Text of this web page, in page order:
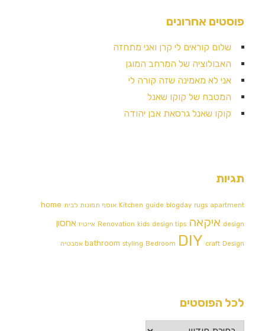
פוסטים אחרונים
שלום קוראים לי קרן ואני מתחזה
האבולוציה של המרחב המוגן
אני לא מאמינה שזה קורה לי
המטבח של קוקו שאנל
קוקו שאנל גרסאת אבן יהודה
תגיות
Kitchen guide blogday rugs apartment אוסף תמונות לבית home
design איקאה Renovation kids design tips אייטיז אחסון
bathroom styling Bedroom DIY craft Design אמבטיה
לכל הפוסטים
לכל